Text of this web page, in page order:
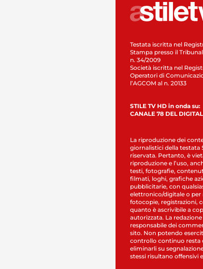
Testata iscritta nel
Stampa presso il
n. 34/2009
Società iscritta nel
Operatori di
l’AGCOM al n. 20133
STILE TV HD in onda su:
CANALE 78 DEL
La riproduzione dei
giornalistici della testata
riservata. Pertanto, è
riproduzione e l’uso,
testi, fotografie,
filmati, loghi, grafiche
pubblicitarie, con
elettronico/digitale o per
fotocopie, registrazioni,
quanto è ascrivibile a
autorizzata. La
responsabile dei
sito. Non potendo
controllo continuo resta
eliminarli su
stessi risultano offensivi